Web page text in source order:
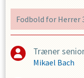
Fodbold for Herrer
Træner
Mikael Bach